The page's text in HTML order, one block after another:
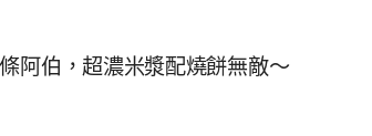
阿伯，超濃米漿配燒餅無敵～